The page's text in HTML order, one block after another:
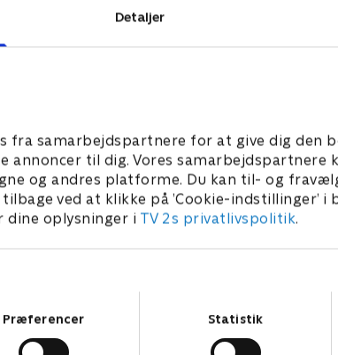
Detaljer
fra samarbejdspartnere for at give dig den
annoncer til dig. Vores samarbejdspartnere
og andres platforme. Du kan til- og
ved at klikke på ’Cookie-indstillinger’ i
dine oplysninger i TV 2s privatlivspolitik.
Præferencer Statistik
vælter ind i
indbrud, og pludselig dukker
stjernedetektiv op, som